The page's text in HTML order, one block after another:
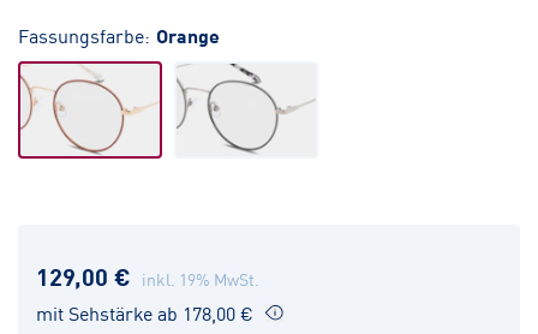
Fassungsfarbe: Orange
129,00 € inkl. 19% MwSt.
mit Sehstärke ab 178,00 €